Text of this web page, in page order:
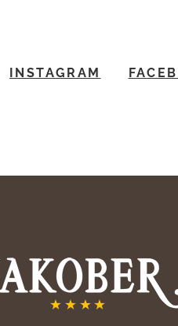
INSTAGRAM